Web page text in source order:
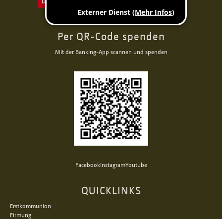
Per QR-Code spenden
Mit der Banking-App scannen und spenden
FacebookInstagramYoutube
QUICKLINKS
Erstkommunion
Firmung